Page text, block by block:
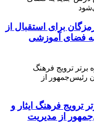
برای استقبال از
به فضای آموزشی
ترویج فرهنگ ایثار و
از مدیریت